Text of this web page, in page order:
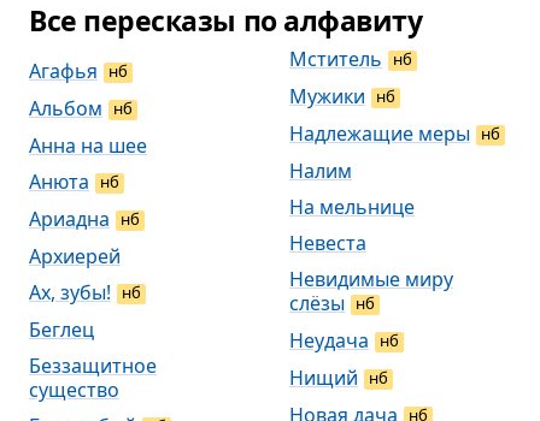
Все пересказы по алфавиту
Агафья нб
Альбом нб
Анна на шее
Анюта
нб
Ариадна нб
Архиерей
Ах, зубы!
нб
Беглец
Беззащитное
существо
Мститель нб
Мужики нб
Надлежащие меры нб
Налим
На мельнице
Невеста
Невидимые миру
слёзы нб
Неудача нб
Нищий нб
Новая дача нб